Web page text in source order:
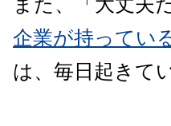
企業が持ってい
は、毎日起きて